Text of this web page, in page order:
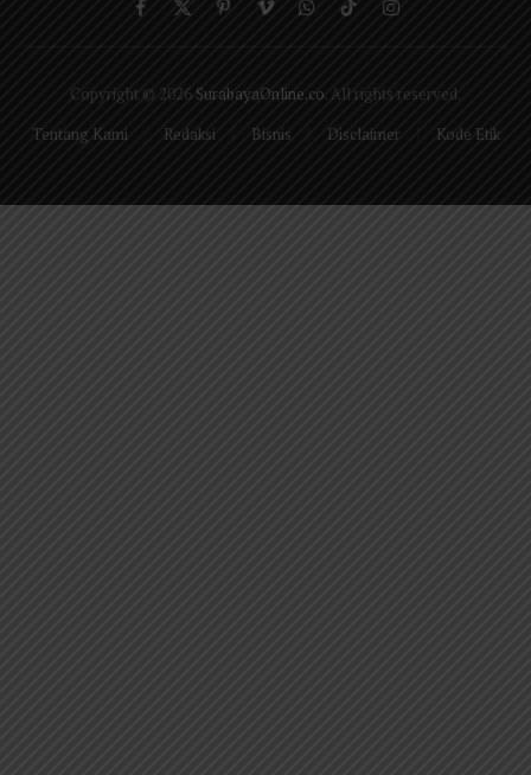
Facebook
X
PinterestVimeoWhatsApp
TikTokInstagram
Copyright © 2026 SurabayaOnline.co . All rights reserved.
Tentang Kami
Redaksi Bisnis Disclaimer Kode Etik